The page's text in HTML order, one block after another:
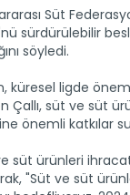
Süt
sürdürülebilir
söyledi.
küresel ligde
Çallı, süt ve süt
önemli katkılar
süt ürünleri
"Süt ve süt